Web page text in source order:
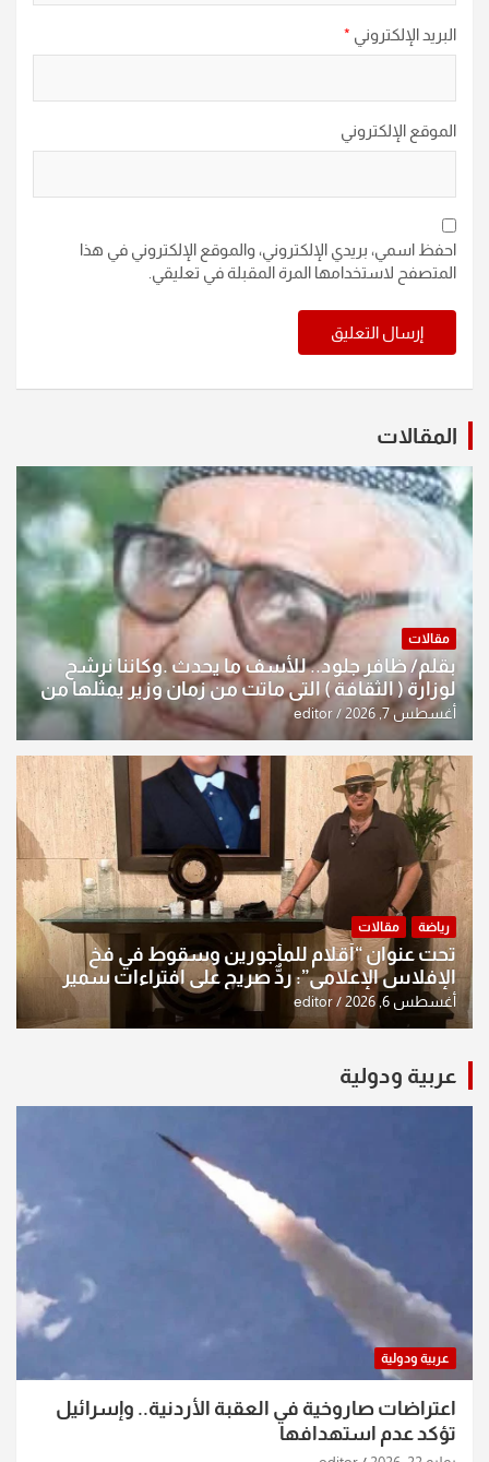
البريد الإلكتروني *
الموقع الإلكتروني
احفظ اسمي، بريدي الإلكتروني، والموقع الإلكتروني في هذا
المتصفح لاستخدامها المرة المقبلة في تعليقي.
المقالات
مقالات
بقلم/ ظافر جلود.. للأسف ما يحدث .وكاننا نرشح
لوزارة ( الثقافة ) التي ماتت من زمان وزير يمثلها من
النخبة والإرث العظيم للثقافة العراقية..
أغسطس 7, 2026 editor
رياضة مقالات
تحت عنوان “أقلام للمأجورين وسقوط في فخ
الإفلاس الإعلامي”: ردٌّ صريح على افتراءات سمير
الشكرجي
أغسطس 6, 2026 editor
عربية ودولية
عربية ودولية
اعتراضات صاروخية في العقبة الأردنية.. وإسرائيل
تؤكد عدم استهدافها